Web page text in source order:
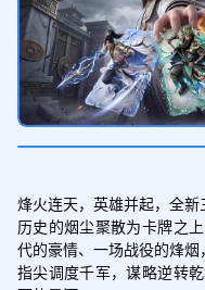
元宝*100,高级寻
突破礼包
累积1日签到礼
高级寻访令*3
烽火连天，英雄并起，全新
历史的烟尘聚散为卡牌之
代的豪情、一场战役的烽烟
指尖调度千军，谋略逆转